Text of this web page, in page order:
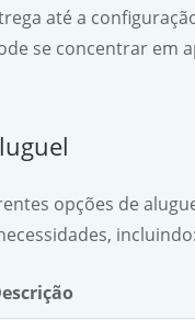
até a
se concentrar em
opções de
incluindo: